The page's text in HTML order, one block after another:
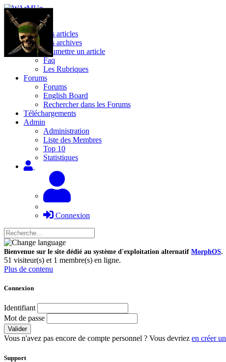
Site
Les articles
Les archives
Soumettre un article
Faq
Les Rubriques
Forums
Forums
English Board
Rechercher dans les Forums
Téléchargements
Admin
Administration
Liste des Membres
Top 10
Statistiques
Connexion
Bienvenue sur le site dédié au système d'exploitation alternatif MorphOS.
51 visiteur(s) et 1 membre(s) en ligne.
Plus de contenu
Connexion
Identifiant
Mot de passe
Valider
Vous n'avez pas encore de compte personnel ? Vous devriez en créer un
Support